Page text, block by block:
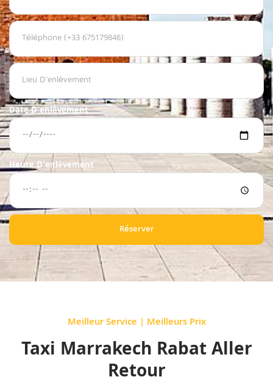
Date D'enlèvement
Heure D'enlèvement
Réserver
Meilleur Service | Meilleurs Prix
Taxi Marrakech Rabat Aller
Retour